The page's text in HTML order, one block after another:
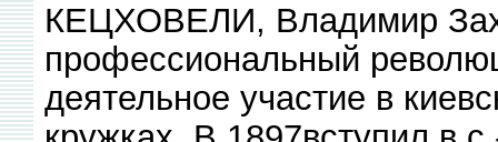
КЕЦХОВЕЛИ, Владимир
профессиональный
деятельное участие в